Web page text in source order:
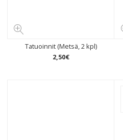
Tatuoinnit (Metsä, 2 kpl)
2,50€